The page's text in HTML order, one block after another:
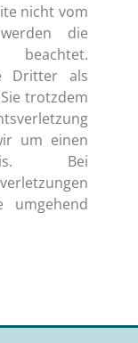
nicht vom
die
Dritter als
trotzdem
um einen
Bei
umgehend